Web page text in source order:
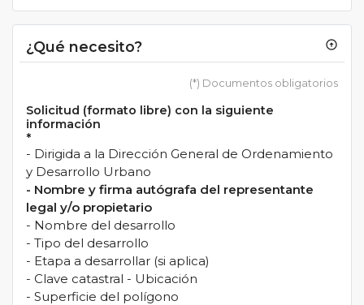
¿Qué necesito? arrow_circle_up
(*) Documentos obligatorios
Solicitud (formato libre) con la siguiente
información
*
- Dirigida a la Dirección General de Ordenamiento
y Desarrollo Urbano
- Nombre y firma autógrafa del representante
legal y/o propietario
- Nombre del desarrollo
- Tipo del desarrollo
- Etapa a desarrollar (si aplica)
- Clave catastral - Ubicación
- Superficie del polígono